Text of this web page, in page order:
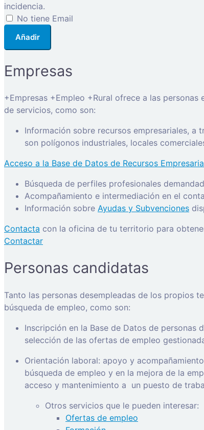
incidencia.
No tiene Email
Añadir
Empresas
+Empresas +Empleo +Rural ofrece a las
de servicios, como son:
Información sobre recursos empresariales, a
son polígonos industriales, locales
Acceso a la Base de Datos de Recursos
Búsqueda de perfiles profesionales
Acompañamiento e intermediación en el
Información sobre Ayudas y Subvenciones
Contacta con la oficina de tu territorio para
Contactar
Personas candidatas
Tanto las personas desempleadas de los propios
búsqueda de empleo, como son:
Inscripción en la Base de Datos de
selección de las ofertas de empleo
Orientación laboral: apoyo y
búsqueda de empleo y en la mejora de la
acceso y mantenimiento a un puesto de
Otros servicios que le pueden interesar:
Ofertas de empleo